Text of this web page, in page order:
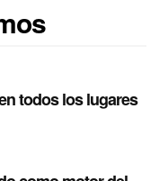
todos los lugares